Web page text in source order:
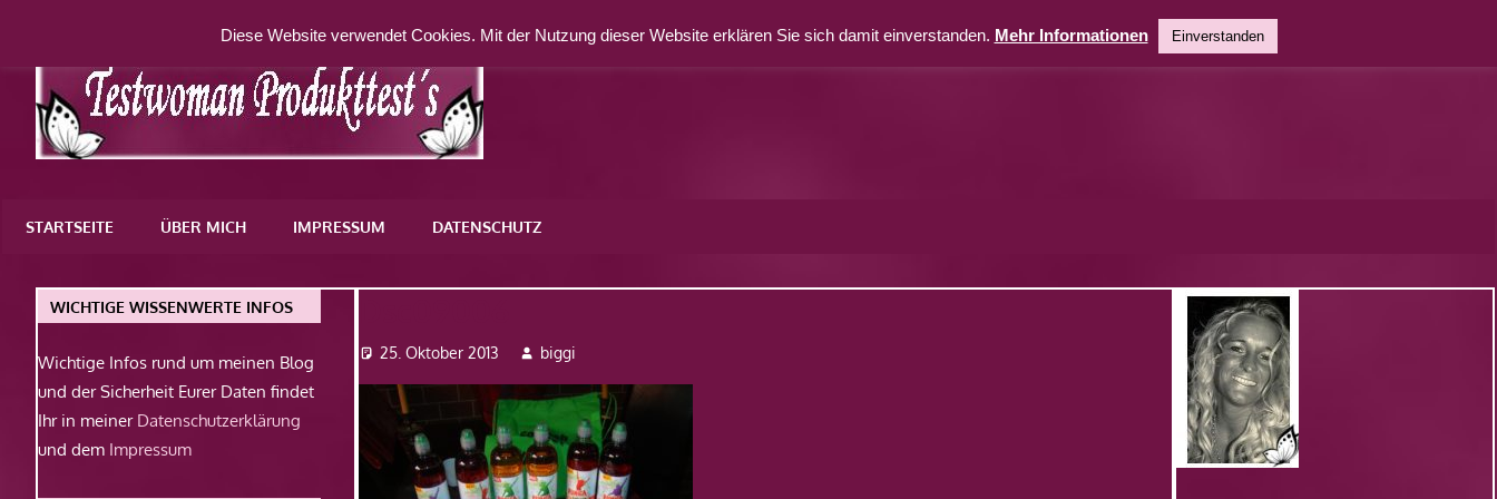
springen
WordPress-
STARTSEITE ÜBER MICH IMPRESSUM DATENSCHUTZ
25. Oktober 2013 biggi
WICHTIGE WISSENWERTE INFOS
Wichtige Infos rund um meinen Blog
und der Sicherheit Eurer Daten findet
Ihr in meiner Datenschutzerklärung
und dem Impressum
Diese Website verwendet Cookies. Mit der Nutzung dieser Website erklären Sie sich damit einverstanden. Mehr Informationen Einverstanden